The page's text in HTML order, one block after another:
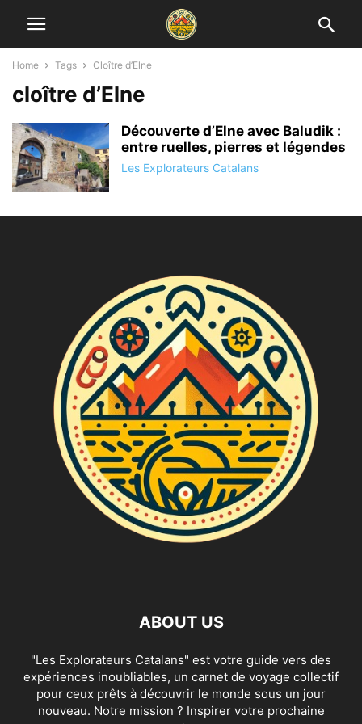
Home Tags Cloître d’Elne
cloître d’Elne
Découverte d’Elne avec Baludik :
entre ruelles, pierres et légendes
Les Explorateurs Catalans
ABOUT US
"Les Explorateurs Catalans" est votre guide vers des
expériences inoubliables, un carnet de voyage collectif
pour ceux prêts à découvrir le monde sous un jour
nouveau. Notre mission ? Inspirer votre prochaine